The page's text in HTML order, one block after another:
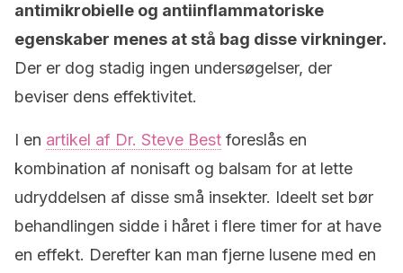
antimikrobielle og antiinflammatoriske
egenskaber menes at stå bag disse virkninger.
Der er dog stadig ingen undersøgelser, der
beviser dens effektivitet.
I en artikel af Dr. Steve Best foreslås en
kombination af nonisaft og balsam for at lette
udryddelsen af disse små insekter. Ideelt set bør
behandlingen sidde i håret i flere timer for at have
en effekt. Derefter kan man fjerne lusene med en